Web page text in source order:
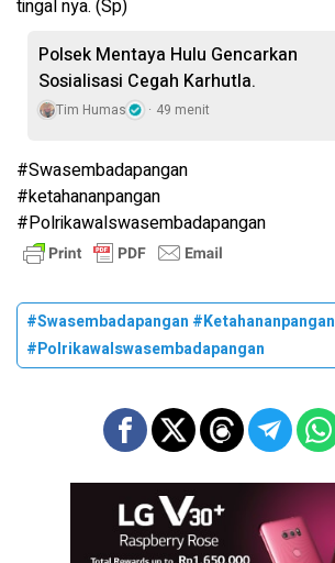
tingal nya. (Sp)
Polsek Mentaya Hulu Gencarkan
Sosialisasi Cegah Karhutla.
Tim Humas 49 menit
#Swasembadapangan
#ketahananpangan
#Polrikawalswasembadapangan
#Swasembadapangan #ketahananpangan
#Polrikawalswasembadapangan